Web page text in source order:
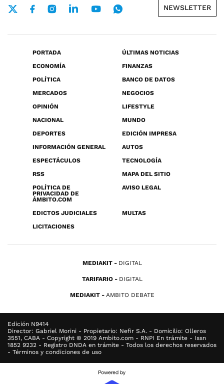
NEWSLETTER
PORTADA
ÚLTIMAS NOTICIAS
ECONOMÍA
FINANZAS
POLÍTICA
BANCO DE DATOS
MERCADOS
NEGOCIOS
OPINIÓN
LIFESTYLE
NACIONAL
MUNDO
DEPORTES
EDICIÓN IMPRESA
INFORMACIÓN GENERAL
AUTOS
ESPECTÁCULOS
TECNOLOGÍA
RSS
MAPA DEL SITIO
POLÍTICA DE
PRIVACIDAD DE
ÁMBITO.COM
AVISO LEGAL
EDICTOS JUDICIALES
MULTAS
LICITACIONES
MEDIAKIT DIGITAL
TARIFARIO DIGITAL
MEDIAKIT AMBITO DEBATE
Edición N9414
Director: Gabriel Morini - Propietario: Nefir S.A. - Domicilio: Olleros
3551, CABA - Copyright © 2019 Ambito.com - RNPI En trámite - Issn
1852 9232 - Registro DNDA en trámite - Todos los derechos reservados
- Términos y condiciones de uso